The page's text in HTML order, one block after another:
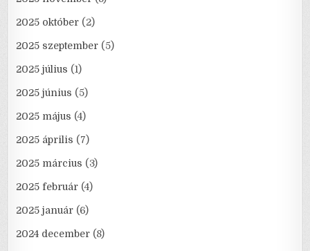
2025 október (2)
2025 szeptember (5)
2025 július (1)
2025 június (5)
2025 május (4)
2025 április (7)
2025 március (3)
2025 február (4)
2025 január (6)
2024 december (8)